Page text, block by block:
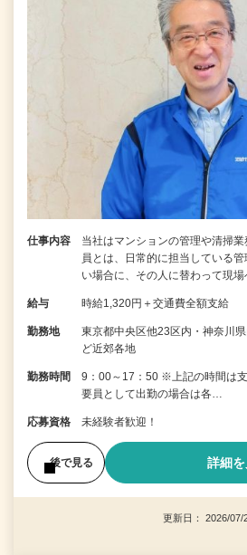
仕事内容
当社はマンションの管理や清掃
員とは、日常的に担当している
い場合に、その人に替わって現
給与 時給1,320円＋交通費全額支給
勤務地
東京都中央区他23区内・神奈川
ど近郊各地
勤務時間
9：00～17：50 ※上記の時間は
要員として出勤の場合は各…
応募資格 未経験者歓迎！
後で見る 詳細
更新日： 2026/